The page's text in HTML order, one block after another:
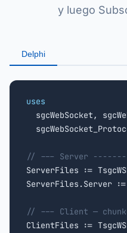
y luego
Delphi
uses
sgcWebSocket,
// --- Server
ServerFiles :=
ServerFiles.Server :=
// --- Client —
ClientFiles :=